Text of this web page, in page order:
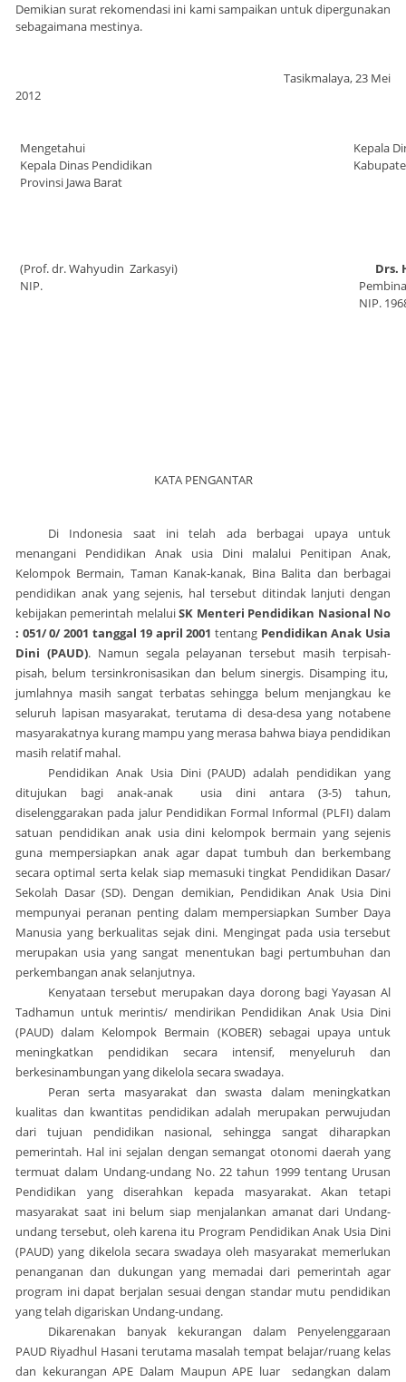
Demikian surat rekomendasi ini kami sampaikan untuk dipergunakan
sebagaimana mestinya.
Tasikmalaya, 23 Mei
2012
Mengetahui
Kepala Dinas Pendidikan
Provinsi Jawa Barat
(Prof. dr. Wahyudin Zarkasyi)
NIP.
Kepala
Drs.
NIP.
KATA PENGANTAR
Di Indonesia saat ini telah ada berbagai upaya untuk
menangani Pendidikan Anak usia Dini malalui Penitipan Anak,
Kelompok Bermain, Taman Kanak-kanak, Bina Balita dan berbagai
pendidikan anak yang sejenis, hal tersebut ditindak lanjuti dengan
kebijakan pemerintah melaluiSK Menteri Pendidikan Nasional No
: 051/ 0/ 2001 tanggal 19 april 2001 tentang Pendidikan Anak Usia
Dini (PAUD). Namun segala pelayanan tersebut masih terpisah-
pisah, belum tersinkronisasikan dan belum sinergis. Disamping itu,
jumlahnya masih sangat terbatas sehingga belum menjangkau ke
seluruh lapisan masyarakat, terutama di desa-desa yang notabene
masyarakatnya kurang mampu yang merasa bahwa biaya pendidikan
masih relatif mahal.
Pendidikan Anak Usia Dini (PAUD) adalah pendidikan yang
ditujukan bagi anak-anak usia dini antara (3-5) tahun,
diselenggarakan pada jalur Pendidikan Formal Informal (PLFI) dalam
satuan pendidikan anak usia dini kelompok bermain yang sejenis
guna mempersiapkan anak agar dapat tumbuh dan berkembang
secara optimal serta kelak siap memasuki tingkat Pendidikan Dasar/
Sekolah Dasar (SD). Dengan demikian, Pendidikan Anak Usia Dini
mempunyai peranan penting dalam mempersiapkan Sumber Daya
Manusia yang berkualitas sejak dini. Mengingat pada usia tersebut
merupakan usia yang sangat menentukan bagi pertumbuhan dan
perkembangan anak selanjutnya.
Kenyataan tersebut merupakan daya dorong bagi Yayasan Al
Tadhamun untuk merintis/ mendirikan Pendidikan Anak Usia Dini
(PAUD) dalam Kelompok Bermain (KOBER) sebagai upaya untuk
meningkatkan pendidikan secara intensif, menyeluruh dan
berkesinambungan yang dikelola secara swadaya.
Peran serta masyarakat dan swasta dalam meningkatkan
kualitas dan kwantitas pendidikan adalah merupakan perwujudan
dari tujuan pendidikan nasional, sehingga sangat diharapkan
pemerintah. Hal ini sejalan dengan semangat otonomi daerah yang
termuat dalam Undang-undang No. 22 tahun 1999 tentang Urusan
Pendidikan yang diserahkan kepada masyarakat. Akan tetapi
masyarakat saat ini belum siap menjalankan amanat dari Undang-
undang tersebut, oleh karena itu Program Pendidikan Anak Usia Dini
(PAUD) yang dikelola secara swadaya oleh masyarakat memerlukan
penanganan dan dukungan yang memadai dari pemerintah agar
program ini dapat berjalan sesuai dengan standar mutu pendidikan
yang telah digariskan Undang-undang.
Dikarenakan banyak kekurangan dalam Penyelenggaraan
PAUD Riyadhul Hasani terutama masalah tempat belajar/ruang kelas
dan kekurangan APE Dalam Maupun APE luar sedangkan dalam